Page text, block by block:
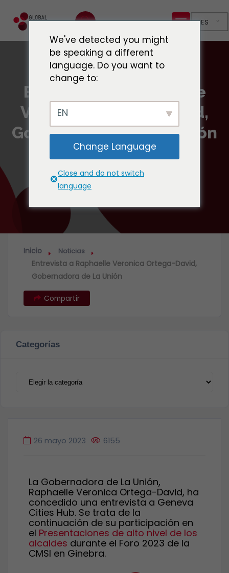
ES
Entrevista a Raphaelle
Veronica Ortega-David,
Gobernadora de La Unión
Inicio Noticias
Entrevista a Raphaelle Veronica Ortega-David,
Gobernadora de La Unión
Compartir
Categorías
26 mayo 2023 6155
La Gobernadora de La Unión,
Raphaelle Veronica Ortega-David, ha
concedido una entrevista a Geneva
Cities Hub. Se trata de la
continuación de su participación en
el Presentaciones de alto nivel de los
alcaldes durante el Foro 2023 de la
CMSI en Ginebra.
We've detected you might
be speaking a different
language. Do you want to
change to:
EN
Change Language
Close and do not switch
language